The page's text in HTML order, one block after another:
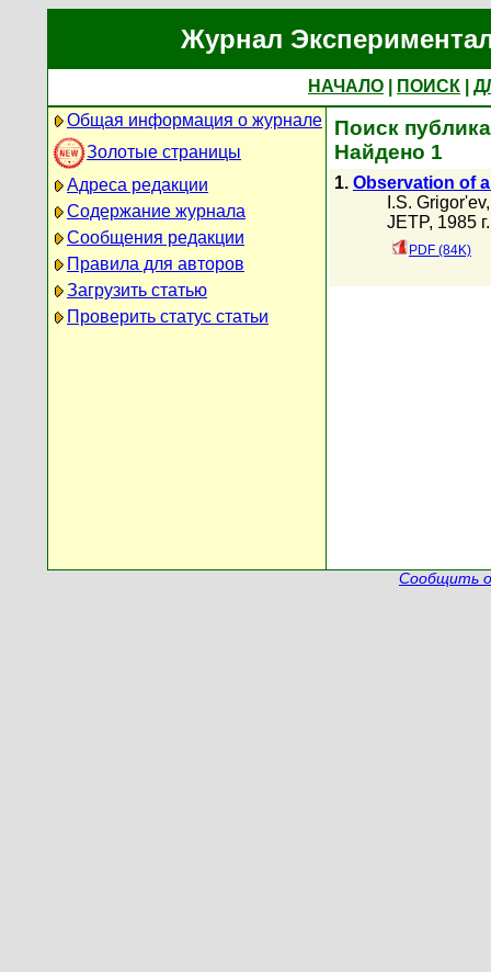
Журнал
НАЧАЛО ПОИСК
Общая информация о журнале
Золотые страницы
Адреса редакции
Содержание журнала
Сообщения редакции
Правила для авторов
Загрузить статью
Проверить статус статьи
Поиск
Найдено 1
1. Observation of
I.S. Grigor'ev
JETP, 1985
PDF (84K)
Сообщить о